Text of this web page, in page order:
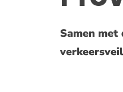
Samen